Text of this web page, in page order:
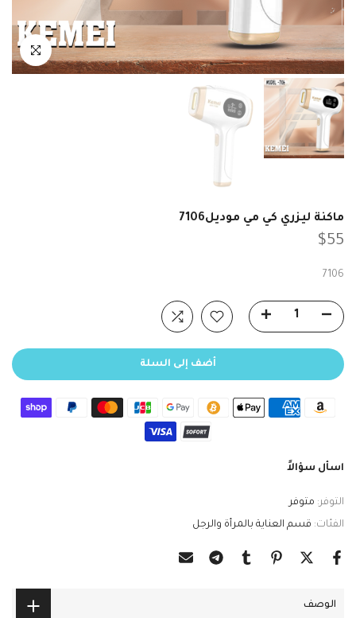
انقر للتكبير
ماكنة ليزري كي مي موديل7106
$55
7106
أضف إلى السلة
اسأل سؤالاً
التوفر: متوفر
الفئات: قسم العناية بالمرأة والرجل
الوصف